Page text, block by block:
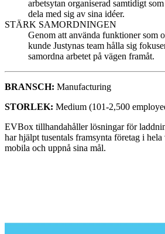
arbetsytan organiserad samtidigt
dela med sig av sina idéer.
STÄRK SAMORDNINGEN
Genom att använda funktioner som
kunde Justynas team hålla sig
samordna arbetet på vägen framåt.
BRANSCH: Manufacturing
STORLEK: Medium (101-2,500
EVBox tillhandahåller lösningar för
har hjälpt tusentals framsynta företag i
mobila och uppnå sina mål.